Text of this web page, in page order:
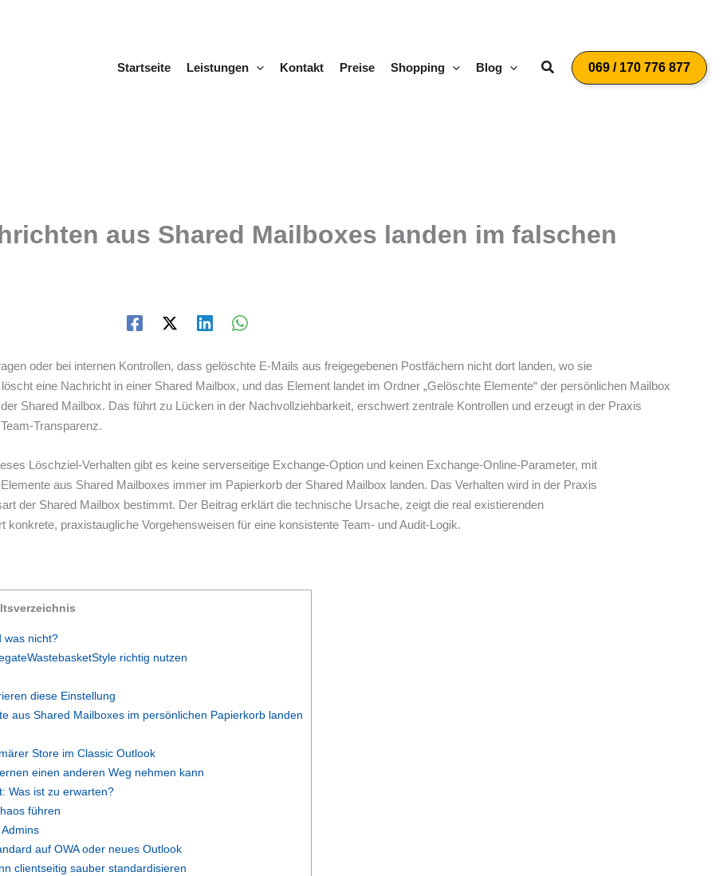
Startseite
Leistungen Kontakt Preise Shopping Blog Suchen069 / 170 776 877
aus Shared Mailboxes landen im falschen
oder bei internen Kontrollen, dass gelöschte E-Mails aus freigegebenen Postfächern nicht dort landen, wo sie
eine Nachricht in einer Shared Mailbox, und das Element landet im Ordner „Gelöschte Elemente“ der persönlichen Mailbox
Shared Mailbox. Das führt zu Lücken in der Nachvollziehbarkeit, erschwert zentrale Kontrollen und erzeugt in der Praxis
Transparenz.
Löschziel-Verhalten gibt es keine serverseitige Exchange-Option und keinen Exchange-Online-Parameter, mit
aus Shared Mailboxes immer im Papierkorb der Shared Mailbox landen. Das Verhalten wird in der Praxis
der Shared Mailbox bestimmt. Der Beitrag erklärt die technische Ursache, zeigt die real existierenden
praxistaugliche Vorgehensweisen für eine konsistente Team- und Audit-Logik.
was nicht?
richtig nutzen
diese Einstellung
aus Shared Mailboxes im persönlichen Papierkorb landen
Store im Classic Outlook
einen anderen Weg nehmen kann
Was ist zu erwarten?
führen
auf OWA oder neues Outlook
clientseitig sauber standardisieren